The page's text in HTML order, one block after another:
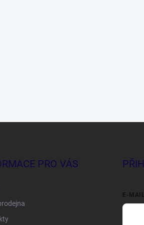
PRO VÁS
E-MAIL